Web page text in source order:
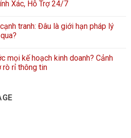
Xác, Hỗ Trợ 24/7
tranh: Đâu là giới hạn pháp lý
mọi kế hoạch kinh doanh? Cảnh
rò rỉ thông tin